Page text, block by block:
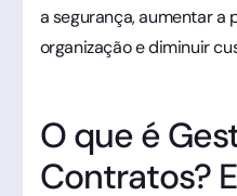
a segurança, aumentar a
organização e diminuir
O que é
Contratos?